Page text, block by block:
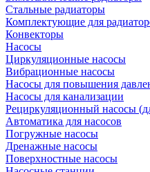
Стальные радиаторы
Комплектующие для
Конвекторы
Насосы
Циркуляционные насосы
Вибрационные насосы
Насосы для повышения
Насосы для канализации
Рециркуляционный насосы
Автоматика для насосов
Погружные насосы
Дренажные насосы
Поверхностные насосы